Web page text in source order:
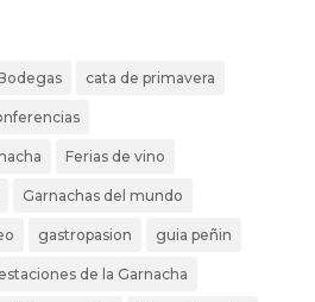
cata de primavera
Ferias de vino
Garnachas del mundo
gastropasion guia peñin
de la Garnacha